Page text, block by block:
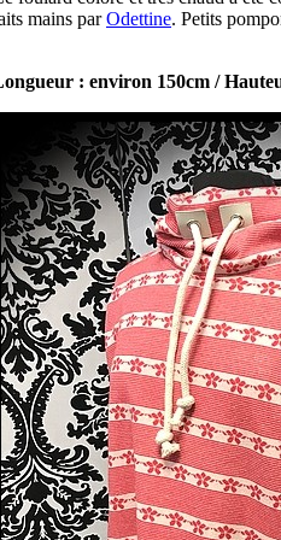
mains parOdettine. Petits
: environ 150cm /